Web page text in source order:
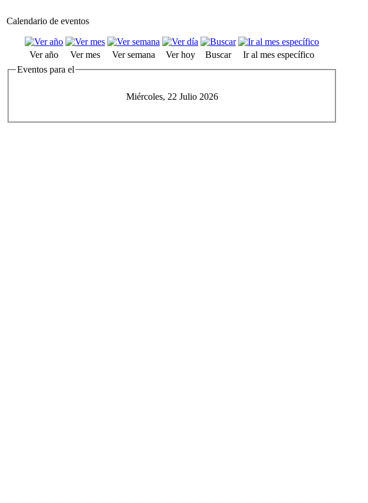
Calendario de eventos
Ver año Ver mes Ver semana Ver hoy Buscar
Ir al mes específico
Eventos para el
Miércoles, 22 Julio 2026